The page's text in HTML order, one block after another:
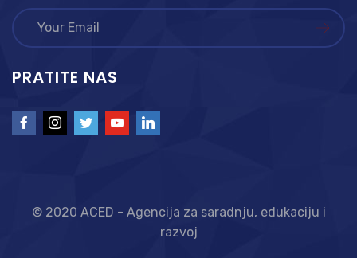
PRATITE NAS
© 2020 ACED - Agencija za saradnju, edukaciju i
razvoj